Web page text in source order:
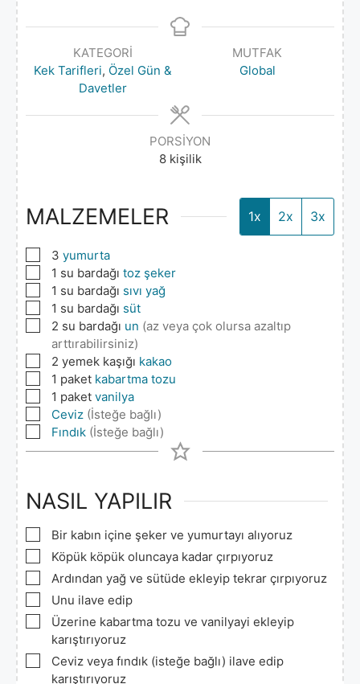
KATEGORI
Kek Tarifleri, Özel Gün &
Davetler
MUTFAK
Global
PORSIYON
8 kişilik
MALZEMELER 1x 2x 3x
▢
3 yumurta
▢1 su bardağı toz şeker
▢1 su bardağı sıvı yağ
▢1 su bardağı süt
▢
2 su bardağı un (az veya çok olursa azaltıp
arttırabilirsiniz)
▢
2 yemek kaşığı kakao
▢1 paket kabartma tozu
▢1 paket vanilya
▢
Ceviz (İsteğe bağlı)
▢
Fındık (İsteğe bağlı)
NASIL YAPILIR
▢
Bir kabın içine şeker ve yumurtayı alıyoruz
▢
Köpük köpük oluncaya kadar çırpıyoruz
▢
Ardından yağ ve sütüde ekleyip tekrar çırpıyoruz
▢Unu ilave edip
▢
Üzerine kabartma tozu ve vanilyayi ekleyip
karıştırıyoruz
▢
Ceviz veya fındık (isteğe bağlı) ilave edip
karıştırıyoruz